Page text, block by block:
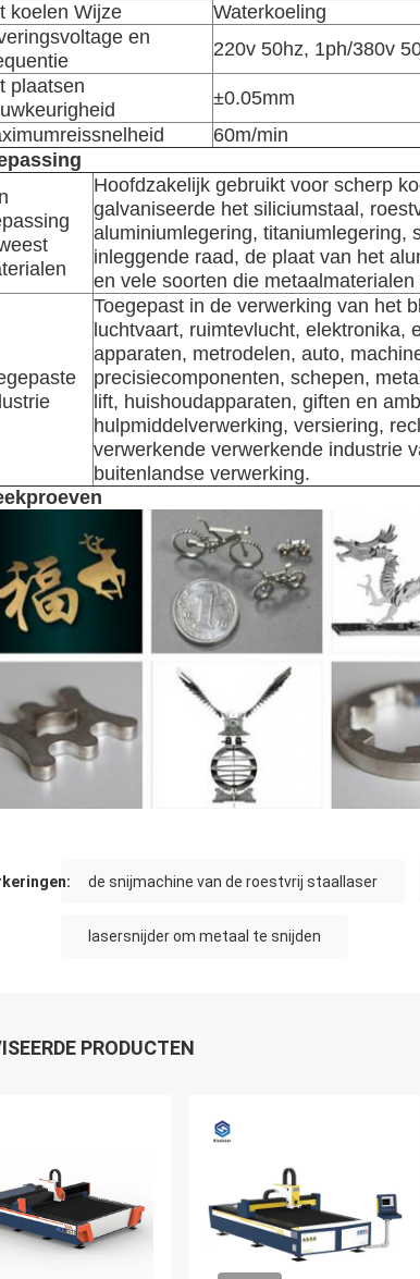
koelen Wijze
Waterkoeling
en
220v 50hz, 1ph/380v
plaatsen
±0.05mm
60m/min
Hoofdzakelijk gebruikt voor scherp
galvaniseerde het siliciumstaal,
aluminiumlegering, titaniumlegering,
inleggende raad, de plaat van het
en vele soorten die metaalmaterialen
Toegepast in de verwerking van het
luchtvaart, ruimtevlucht, elektronika,
apparaten, metrodelen, auto,
precisiecomponenten, schepen,
lift, huishoudapparaten, giften en
hulpmiddelverwerking, versiering,
verwerkende verwerkende industrie
buitenlandse verwerking.
de snijmachine van de roestvrij staallaser
lasersnijder om metaal te snijden
PRODUCTEN